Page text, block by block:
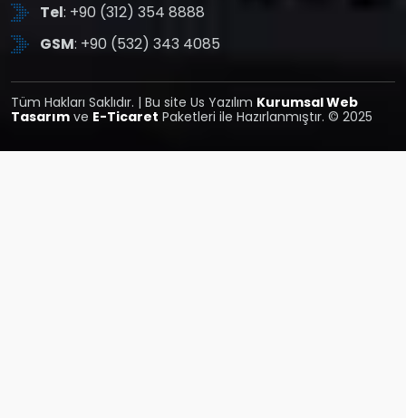
Tel: +90 (312) 354 8888
GSM: +90 (532) 343 4085
Tüm Hakları Saklıdır. | Bu site Us Yazılım Kurumsal Web
Tasarım ve E-Ticaret Paketleri ile Hazırlanmıştır. © 2025